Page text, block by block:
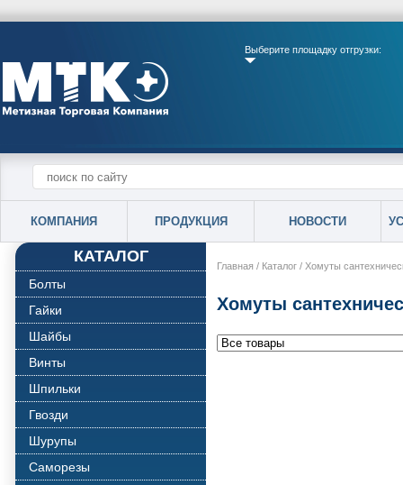
Выберите площадку отгрузки:
КОМПАНИЯ ПРОДУКЦИЯ НОВОСТИ
КАТАЛОГ
Болты
Гайки
Шайбы
Винты
Шпильки
Гвозди
Шурупы
Саморезы
Главная / Каталог / Хомуты
Хомуты